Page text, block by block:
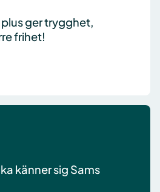
ger trygghet,
frihet!
Margit
känner sig Sams